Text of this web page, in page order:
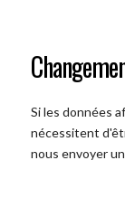
Si les données
nécessitent
nous envoyer un